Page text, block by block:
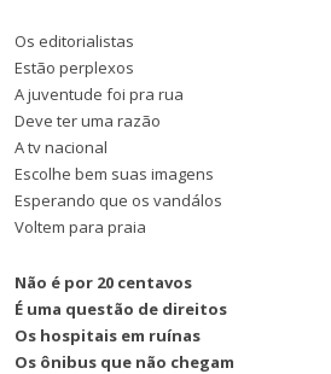
Os editorialistas
Estão perplexos
A juventude foi pra rua
Deve ter uma razão
A tv nacional
Escolhe bem suas imagens
Esperando que os vandálos
Voltem para praia
Não é por 20 centavos
É uma questão de direitos
Os hospitais em ruínas
Os ônibus que não chegam